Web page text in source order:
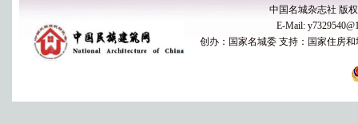
中国名城杂志社 版权
E-Mail:
创办：国家名城委 支持：国家住房